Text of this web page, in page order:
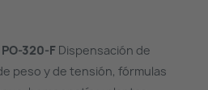
PO-320-FDispensación de
peso y de tensión, fórmulas